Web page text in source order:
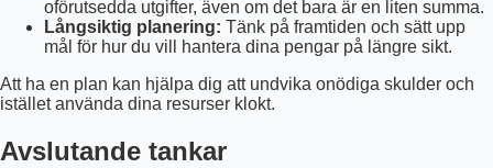
oförutsedda utgifter, även om det bara är en liten summa.
Långsiktig planering: Tänk på framtiden och sätt upp
mål för hur du vill hantera dina pengar på längre sikt.
Att ha en plan kan hjälpa dig att undvika onödiga skulder och
istället använda dina resurser klokt.
Avslutande tankar